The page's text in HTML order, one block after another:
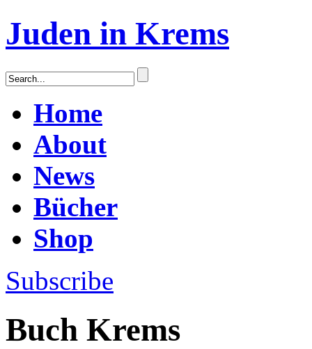
Juden in Krems
Home
About
News
Bücher
Shop
Subscribe
Buch Krems